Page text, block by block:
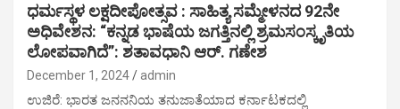
ಧರ್ಮಸ್ಥಳ ಲಕ್ಷದೀಪೋತ್ಸವ : ಸಾಹಿತ್ಯ ಸಮ್ಮೇಳನದ 92ನೇ
ಅಧಿವೇಶನ: “ಕನ್ನಡ ಭಾಷೆಯ ಜಗತ್ತಿನಲ್ಲಿ ಶ್ರಮಸಂಸ್ಕೃತಿಯ
ಲೋಪವಾಗಿದೆ”: ಶತಾವಧಾನಿ ಆರ್. ಗಣೇಶ
December 1, 2024 admin
ಉಜಿರೆ: ಭಾರತ ಜನನನಿಯ ತನುಜಾತೆಯಾದ ಕರ್ನಾಟಕದಲ್ಲಿ